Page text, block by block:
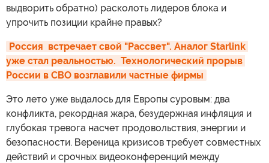
выдворить обратно) расколоть лидеров блока и
упрочить позиции крайне правых?
Россия  встречает свой "Рассвет". Аналог Starlink
уже стал реальностью.  Технологический прорыв
России в СВО возглавили частные фирмы
Это лето уже выдалось для Европы суровым: два
конфликта, рекордная жара, безудержная инфляция и
глубокая тревога насчет продовольствия, энергии и
безопасности. Вереница кризисов требует совместных
действий и срочных видеоконференций между